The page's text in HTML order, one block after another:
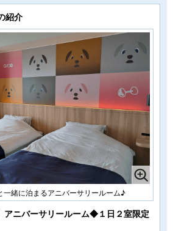
紹介
緒に泊まるアニバーサリールーム♪
アニバーサリールーム◆１日２室限定